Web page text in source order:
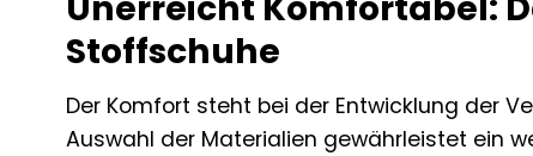
Stoffschuhe
Der Komfort steht bei der Entwicklung der
Auswahl der Materialien gewährleistet ein